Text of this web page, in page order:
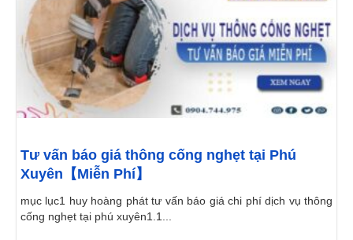
Tư vấn báo giá thông cống nghẹt tại Phú
Xuyên【Miễn Phí】
mục lục1 huy hoàng phát tư vấn báo giá chi phí dịch vụ thông
cống nghẹt tại phú xuyên1.1...